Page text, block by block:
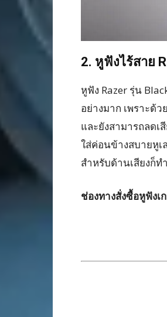
2. หูฟังไร้สาย
หูฟัง Razer รุ่น
อย่างมาก เพราะด้
และยังสามารถลด
ใส่ค่อนข้างสบายหูเ
สำหรับด้านเสียงก็
ช่องทางสั่งซื้อหูฟังเ